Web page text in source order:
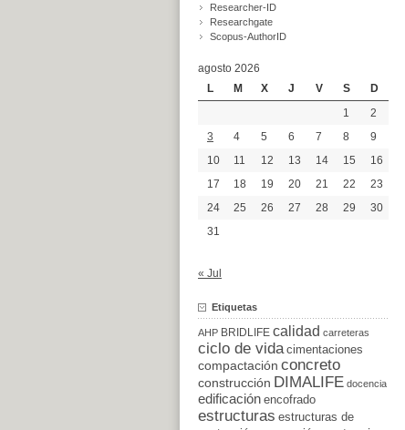
Researcher-ID
Researchgate
Scopus-AuthorID
agosto 2026
L
M X J V S
D
1
2
3
4 5 6 7 8
9
10
11 12 13 14 15
16
17
18 19 20 21 22
23
24
25 26 27 28 29
30
31
« Jul
Etiquetas
AHP BRIDLIFE calidad carreteras
ciclo de vida cimentaciones
compactación concreto
construcción DIMALIFE docencia
edificación encofrado
estructuras estructuras de